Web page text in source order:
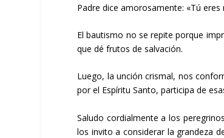
Padre dice amorosamente: «Tú
El bautismo no se repite porque
que dé frutos de salvación.
Luego, la unción crismal, nos
por el Espíritu Santo, participa de
Saludo cordialmente a los
los invito a considerar la grandeza